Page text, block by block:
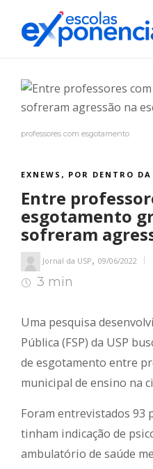
professores com esgotamento
EXNEWS , POR DENTRO DA
Entre
esgotamento
sofreram
Jornal da USP, 09/06/2022
3 min
Uma pesquisa
Pública (FSP) da USP
de esgotamento entre
municipal de ensino na
Foram entrevistados 93
tinham indicação de
ambulatório de saúde